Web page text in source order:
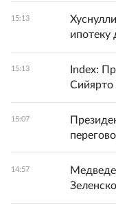
15:13
ипотеку
15:13
Index:
Сийярто
15:07
14:57